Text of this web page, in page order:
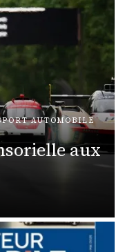
AUTOMOBILE
aux